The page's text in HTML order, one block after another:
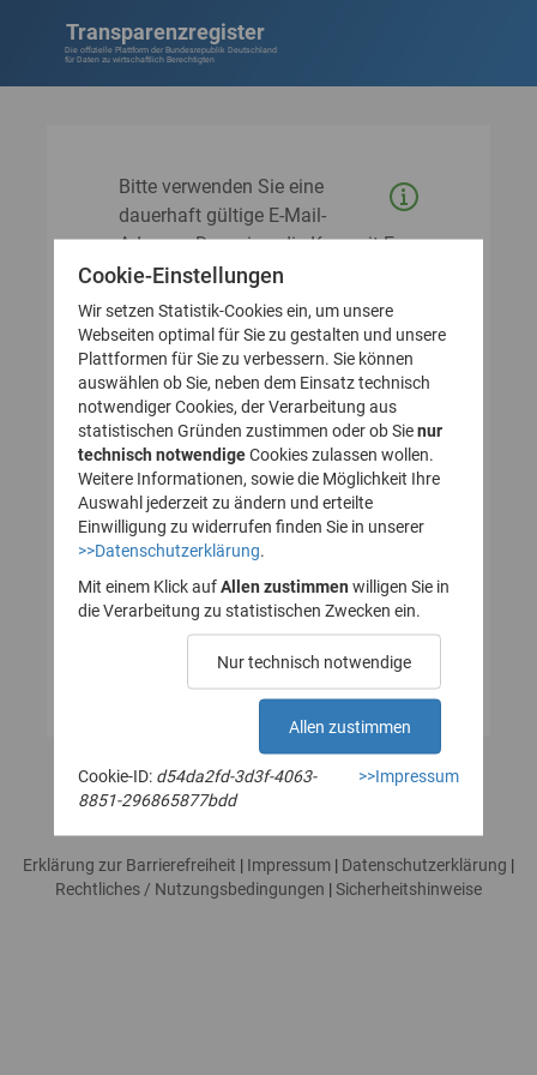
Transparenzregister
Die offizielle Plattform der Bundesrepublik Deutschland
für Daten zu wirtschaftlich Berechtigten
Bitte verwenden Sie eine
dauerhaft gültige E-Mail-
Adresse. Domains, die Kurzzeit-E-
Mail-Adressen (sog. Wegwerf-E-
Mails) anbieten, sind nicht zulässig
und für die Registrierung gesperrt.
Mit der E-Mail-Adresse, die Sie hier
angeben, können Sie sich künftig
im Transparenzregister anmelden.
An die von Ihnen angegebene E-
Mail-Adresse wird - nachdem Sie
alle Angaben im Formular gemacht
haben - ein Link geschickt, den Sie
per Klick bestätigen müssen, um
die Registrierung abzuschließen.
Erklärung zur Barrierefreiheit | Impressum | Datenschutzerklärung |
Rechtliches / Nutzungsbedingungen |Sicherheitshinweise
Cookie-Einstellungen
Wir setzen Statistik-Cookies ein, um unsere
Webseiten optimal für Sie zu gestalten und unsere
Plattformen für Sie zu verbessern. Sie können
auswählen ob Sie, neben dem Einsatz technisch
notwendiger Cookies, der Verarbeitung aus
statistischen Gründen zustimmen oder ob Sienur
technisch notwendigeCookies zulassen wollen.
Weitere Informationen, sowie die Möglichkeit Ihre
Auswahl jederzeit zu ändern und erteilte
Einwilligung zu widerrufen finden Sie in unserer
>>Datenschutzerklärung.
Mit einem Klick aufAllen zustimmen willigen Sie in
die Verarbeitung zu statistischen Zwecken ein.
Nur technisch notwendige
Allen zustimmen
Cookie-ID: d54da2fd-3d3f-4063-
8851-296865877bdd
>>Impressum